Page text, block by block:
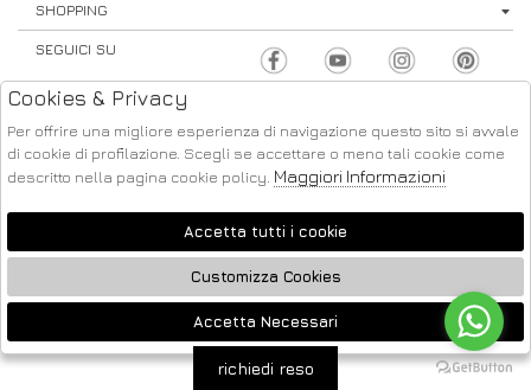
SHOPPING
SEGUICI SU
2026 FACE UP - P.IVA : 04220371217 POWERED BY
ATELIER
SOCIETÀ
🍪
richiedi reso
Cookies & Privacy
Per offrire una migliore esperienza di navigazione questo sito si avvale
di cookie di profilazione. Scegli se accettare o meno tali cookie come
descritto nella pagina cookie policy. Maggiori Informazioni
Accetta tutti i cookie
Customizza Cookies
Accetta Necessari